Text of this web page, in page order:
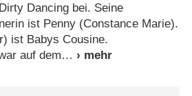
Dancing bei. Seine
ist Penny (Constance Marie).
ist Babys Cousine.
auf dem